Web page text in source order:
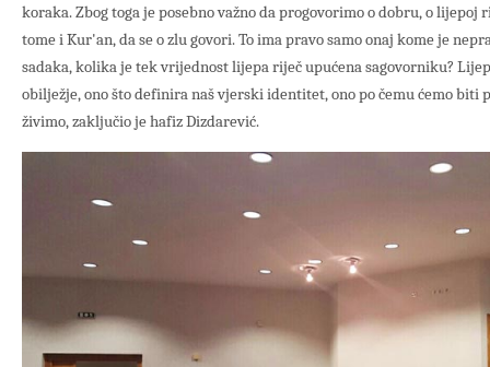
koraka. Zbog toga je posebno važno da progovorimo o dobru, o lijepoj
tome i Kur'an, da se o zlu govori. To ima pravo samo onaj kome je
sadaka, kolika je tek vrijednost lijepa riječ upućena sagovorniku?
obilježje, ono što definira naš vjerski identitet, ono po čemu ćemo biti
živimo, zaključio je hafiz Dizdarević.